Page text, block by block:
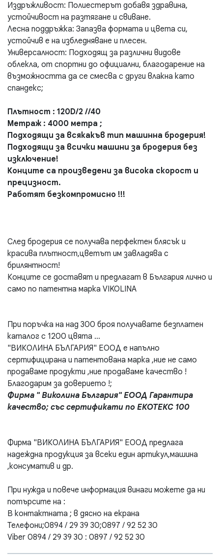
Издръжливост: Полиестерът добавя здравина,
устойчивост на разтягане и свиване.
Лесна поддръжка: Запазва формата и цвета си,
устойчив е на избледняване и плесен.
Универсалност: Подходящ за различни видове
облекла, от спортни до официални, благодарение на
възможността да се смесва с други влакна като
спандекс;
Плътност : 120D/2 //40
Метраж : 4000 метра ;
Подходящи за всякакъв тип машинна бродерия!
Подходящи за всички машини за бродерия без
изключение!
Конците са произведени за висока скорост и
прецизност.
Работят безкомпромисно !!!
След бродерия се получава перфектен блясък и
красива плътност,цветът им завладява с
брилянтност!
Конците се доставят и предлагат в България лично и
само по патентна марка VIKOLINA
При поръчка на над 300 броя получавате безплатен
каталог с 1200 цвята ...
"ВИКОЛИНА БЪЛГАРИЯ" ЕООД е напълно
сертифицирана и патентована марка ,ние не само
продаваме продукти ,ние продаваме качество !
Благодарим за доверието !;
Фирма " Виколина България" ЕООД Гарантира
качество; със сертификати по ЕКОТЕКС 100
Фирма "ВИКОЛИНА БЪЛГАРИЯ" ЕООД предлага
надеждна продукция за всеки един артикул,машина
,консуматив и др.
При нужда и повече информация винаги можете да ни
потърсите на :
В контактната ; в дясно на екрана
Телефони;0894 / 29 39 30;0897 / 92 52 30
Viber 0894 / 29 39 30 : 0897 / 92 52 30